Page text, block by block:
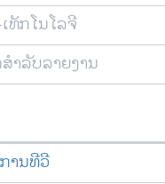
ທັກໂນໂລຈີ
ຳລັບລາຍງານ
ານທີວີ